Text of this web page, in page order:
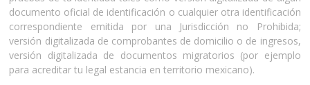
documento oficial de identificación o cualquier otra identificación
correspondiente emitida por una Jurisdicción no Prohibida;
versión digitalizada de comprobantes de domicilio o de ingresos,
versión digitalizada de documentos migratorios (por ejemplo
para acreditar tu legal estancia en territorio mexicano).